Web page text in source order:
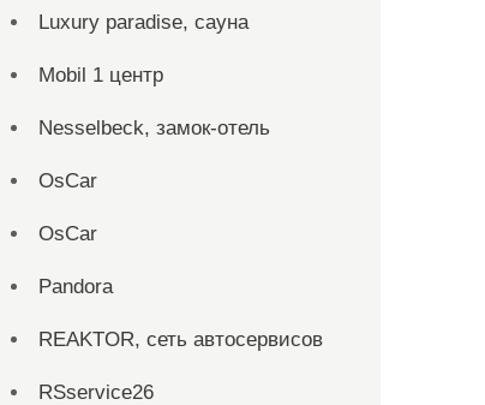
Luxury paradise, сауна
Mobil 1 центр
Nesselbeck, замок-отель
OsCar
OsCar
Pandora
REAKTOR, сеть автосервисов
RSservice26